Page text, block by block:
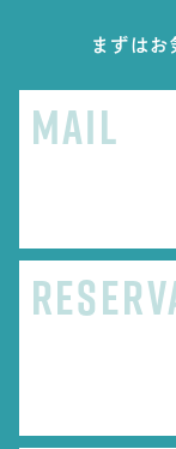
まずはお
MAIL